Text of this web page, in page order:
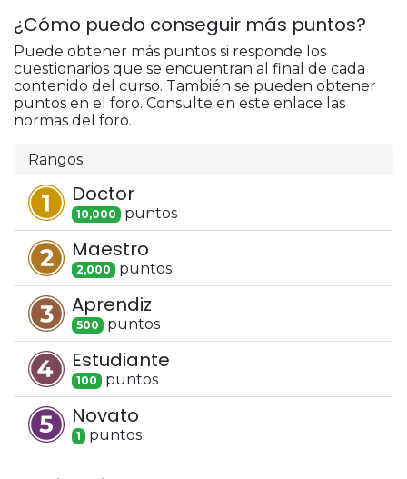
¿Cómo puedo conseguir más puntos?
Puede obtener más puntos si responde los
cuestionarios que se encuentran al final de cada
contenido del curso. También se pueden obtener
puntos en el foro. Consulte en este enlace las
normas del foro.
Rangos
Doctor
10,000 puntos
Maestro
2,000 puntos
Aprendiz
500 puntos
Estudiante
100 puntos
Novato
1 puntos